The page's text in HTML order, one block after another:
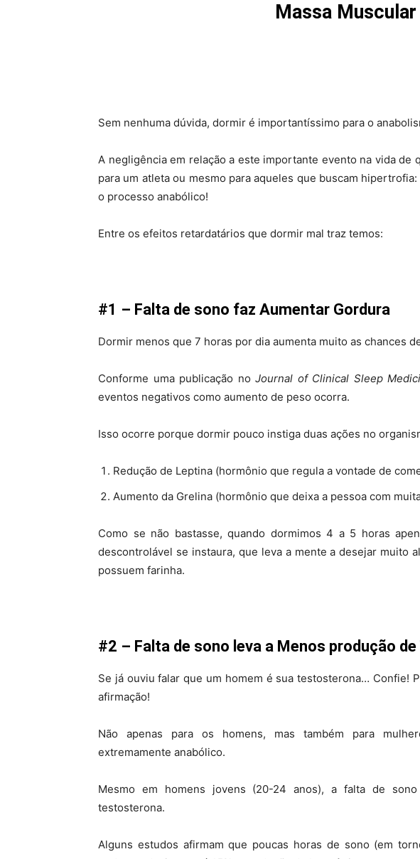
Massa Muscular
Sem nenhuma dúvida, dormir é importantíssimo para o
A negligência em relação a este importante evento na vida de
para um atleta ou mesmo para aqueles que buscam
o processo anabólico!
Entre os efeitos retardatários que dormir mal traz temos:
#1 – Falta de sono faz Aumentar Gordura
Dormir menos que 7 horas por dia aumenta muito as chances
Conforme uma publicação noJournal of Clinical Sleep
eventos negativos como aumento de peso ocorra.
Isso ocorre porque dormir pouco instiga duas ações no
Redução de Leptina (hormônio que regula a vontade de
Aumento da Grelina (hormônio que deixa a pessoa com
Como se não bastasse, quando dormimos 4 a 5 horas
descontrolável se instaura, que leva a mente a desejar muito
possuem farinha.
#2 – Falta de sono leva a Menos produção
Se já ouviu falar que um homem é sua testosterona… Confie!
afirmação!
Não apenas para os homens, mas também para
extremamente anabólico.
Mesmo em homens jovens (20-24 anos), a falta de
testosterona.
Alguns estudos afirmam que poucas horas de sono (em